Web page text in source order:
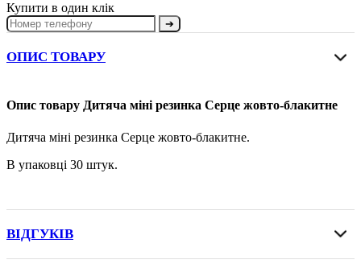
Купити в один клік
➔
ОПИС ТОВАРУ
Опис товару Дитяча міні резинка Серце жовто-блакитне
Дитяча міні резинка Серце жовто-блакитне.
В упаковці 30 штук.
ВІДГУКІВ